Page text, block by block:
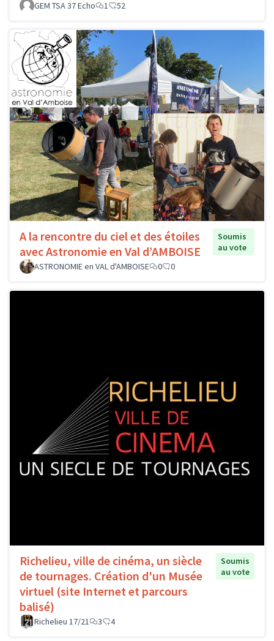
GEM TSA 37 Echo 1 52
A la rencontre du ciel et des étoiles
avec Astronomie en Val d’AMBOISE
Soumis
au vote
ASTRONOMIE en VAL d'AMBOISE
0 0
Richelieu, ville de cinéma, un siècle
de tournages. Création d'un Musée
virtuel (site Internet et parcours
balisé)
Soumis
au vote
Richelieu 17/21 3 4